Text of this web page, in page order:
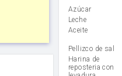
Azúcar
leche
aceite
Pellizco de sal
Harina de
reposteria con